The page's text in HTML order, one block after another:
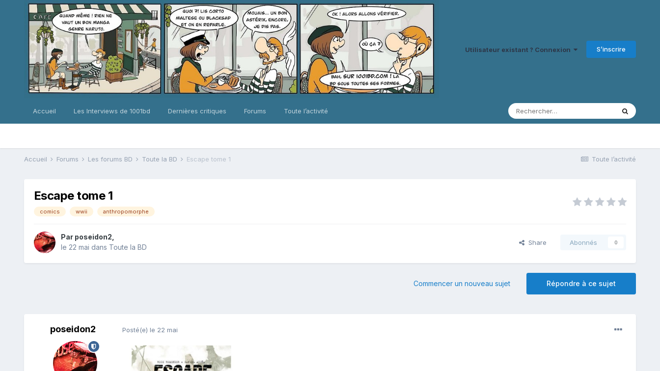
Utilisateur existant ? Connexion S’inscrire
Accueil Les Interviews de 1001bd Dernières critiques Forums Toute l’activité
Toute l’activité
Accueil Forums Les forums BD Toute la BD Escape tome 1
Escape tome 1
comics wwii anthropomorphe
Par poseidon2
le 22 mai dans Toute la BD
Share Abonnés 0
Répondre à ce sujet
Commencer un nouveau sujet
poseidon2 Posté(e) le 22 mai